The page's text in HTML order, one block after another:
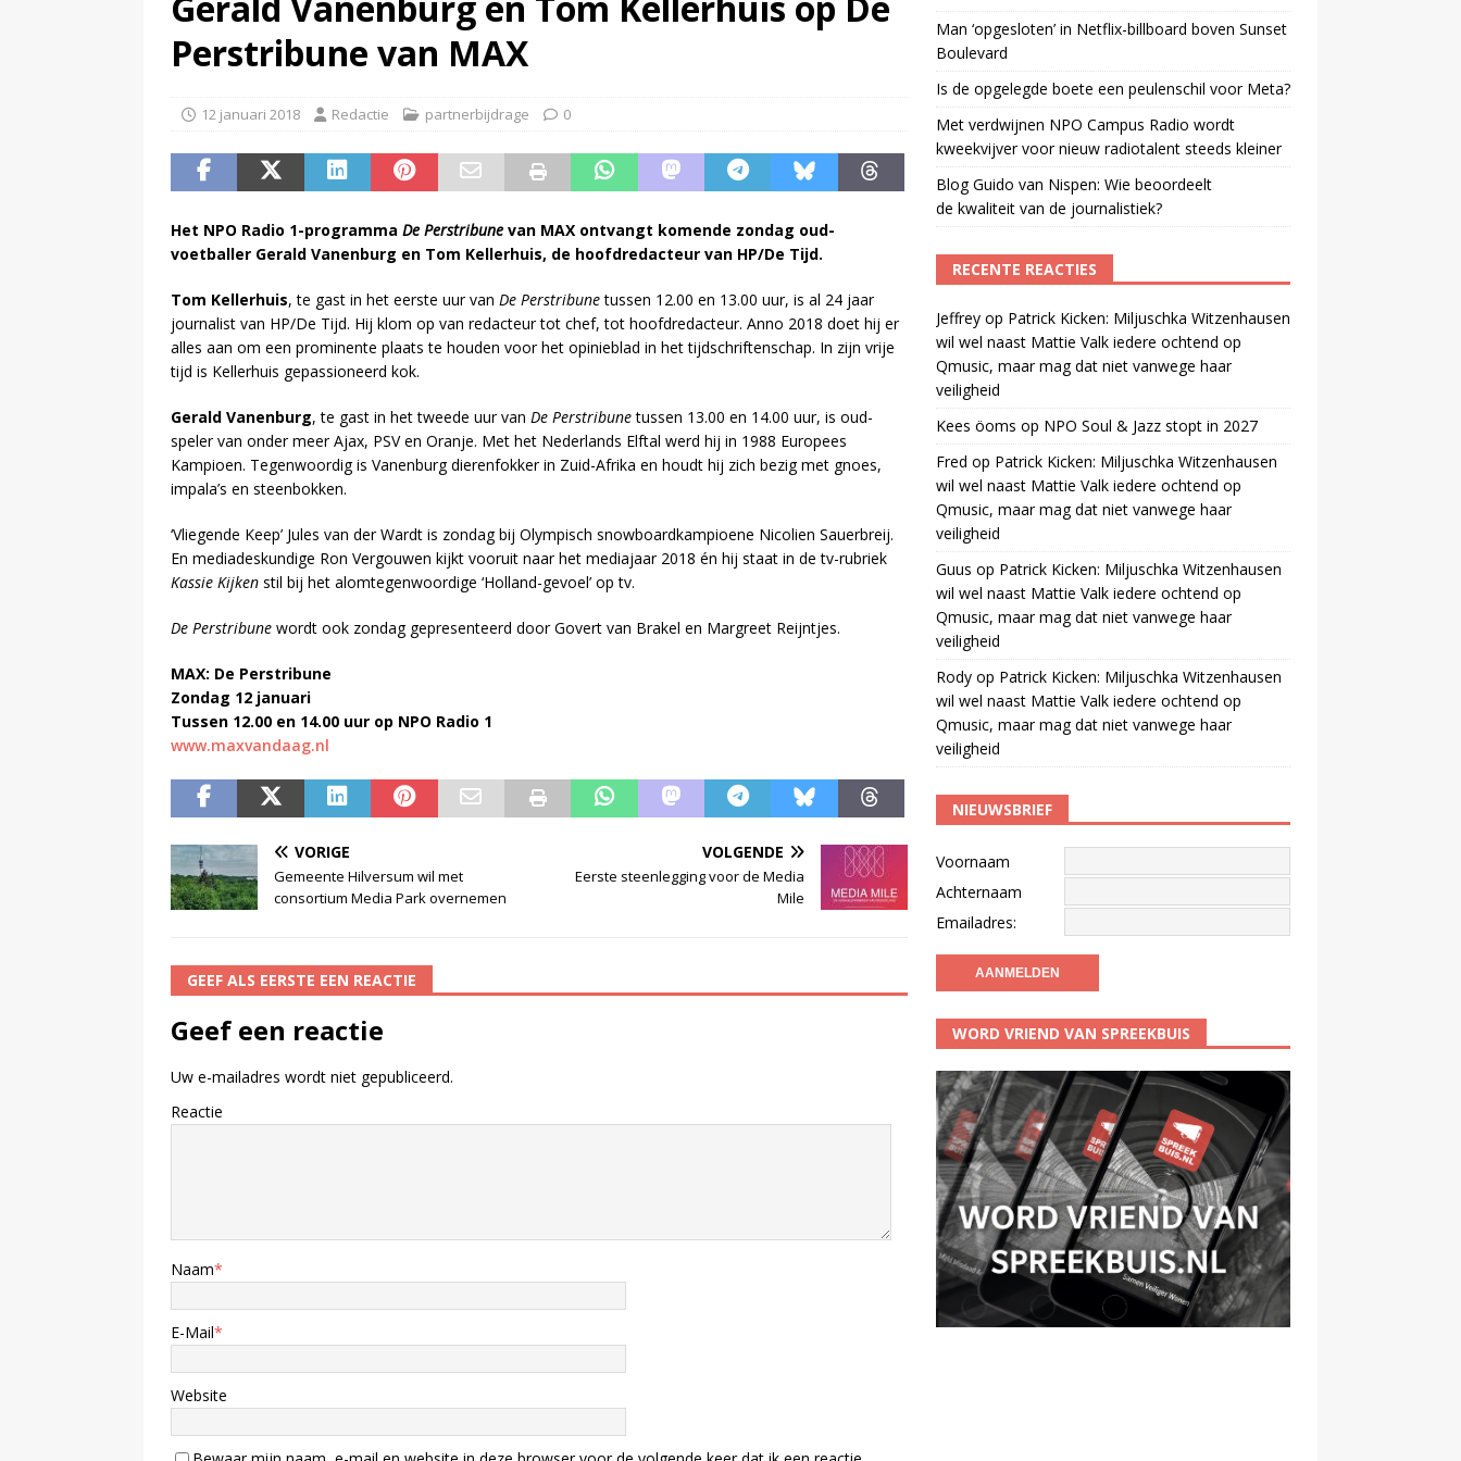
Pim van de Kolk overleden)
Perstribune van MAX
12 januari 2018 Redactie partnerbijdrage 0
Het NPO Radio 1-programma De Perstribune van MAX ontvangt komende zondag oud-
voetballer Gerald Vanenburg en Tom Kellerhuis, de hoofdredacteur van HP/De Tijd.
Tom Kellerhuis, te gast in het eerste uur van De Perstribunetussen 12.00 en 13.00 uur, is al 24 jaar
journalist van HP/De Tijd. Hij klom op van redacteur tot chef, tot hoofdredacteur. Anno 2018 doet hij er
alles aan om een prominente plaats te houden voor het opinieblad in het tijdschriftenschap. In zijn vrije
tijd is Kellerhuis gepassioneerd kok.
Gerald Vanenburg, te gast in het tweede uur van De Perstribunetussen 13.00 en 14.00 uur, is oud-
speler van onder meer Ajax, PSV en Oranje. Met het Nederlands Elftal werd hij in 1988 Europees
Kampioen. Tegenwoordig is Vanenburg dierenfokker in Zuid-Afrika en houdt hij zich bezig met gnoes,
impala’s en steenbokken.
‘Vliegende Keep’ Jules van der Wardt is zondag bij Olympisch snowboardkampioene Nicolien Sauerbreij.
En mediadeskundige Ron Vergouwen kijkt vooruit naar het mediajaar 2018 én hij staat in de tv-rubriek
Kassie Kijken stil bij het alomtegenwoordige ‘Holland-gevoel’ op tv.
De Perstribune wordt ook zondag gepresenteerd door Govert van Brakel en Margreet Reijntjes.
MAX: De Perstribune
Zondag 12 januari
Tussen 12.00 en 14.00 uur op NPO Radio 1
www.maxvandaag.nl
VORIGE
Gemeente Hilversum wil met
consortium Media Park overnemen
VOLGENDE
Eerste steenlegging voor de Media
Mile
GEEF ALS EERSTE EEN REACTIE
Geef een reactie
Uw e-mailadres wordt niet gepubliceerd.
Reactie
Naam*
E-Mail*
Website
Man ‘opgesloten’ in Netflix-billboard boven Sunset
Boulevard
Is de opgelegde boete een peulenschil voor Meta?
Met verdwijnen NPO Campus Radio wordt
kweekvijver voor nieuw radiotalent steeds kleiner
Blog Guido van Nispen: Wie beoordeelt
de kwaliteit van de journalistiek?
RECENTE REACTIES
Jeffreyop Patrick Kicken: Miljuschka Witzenhausen
wil wel naast Mattie Valk iedere ochtend op
Qmusic, maar mag dat niet vanwege haar
veiligheid
Kees öoms op NPO Soul & Jazz stopt in 2027
Fred op Patrick Kicken: Miljuschka Witzenhausen
wil wel naast Mattie Valk iedere ochtend op
Qmusic, maar mag dat niet vanwege haar
veiligheid
Guus op Patrick Kicken: Miljuschka Witzenhausen
wil wel naast Mattie Valk iedere ochtend op
Qmusic, maar mag dat niet vanwege haar
veiligheid
Rodyop Patrick Kicken: Miljuschka Witzenhausen
wil wel naast Mattie Valk iedere ochtend op
Qmusic, maar mag dat niet vanwege haar
veiligheid
NIEUWSBRIEF
Voornaam
Achternaam
Emailadres:
WORD VRIEND VAN SPREEKBUIS